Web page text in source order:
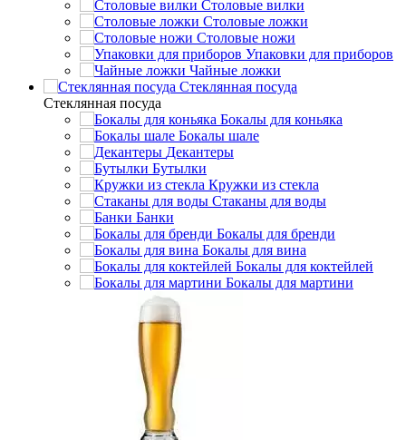
Столовые вилки
Столовые ложки
Столовые ножи
Упаковки для приборов
Чайные ложки
Стеклянная посуда
Стеклянная посуда
Бокалы для коньяка
Бокалы шале
Декантеры
Бутылки
Кружки из стекла
Стаканы для воды
Банки
Бокалы для бренди
Бокалы для вина
Бокалы для коктейлей
Бокалы для мартини